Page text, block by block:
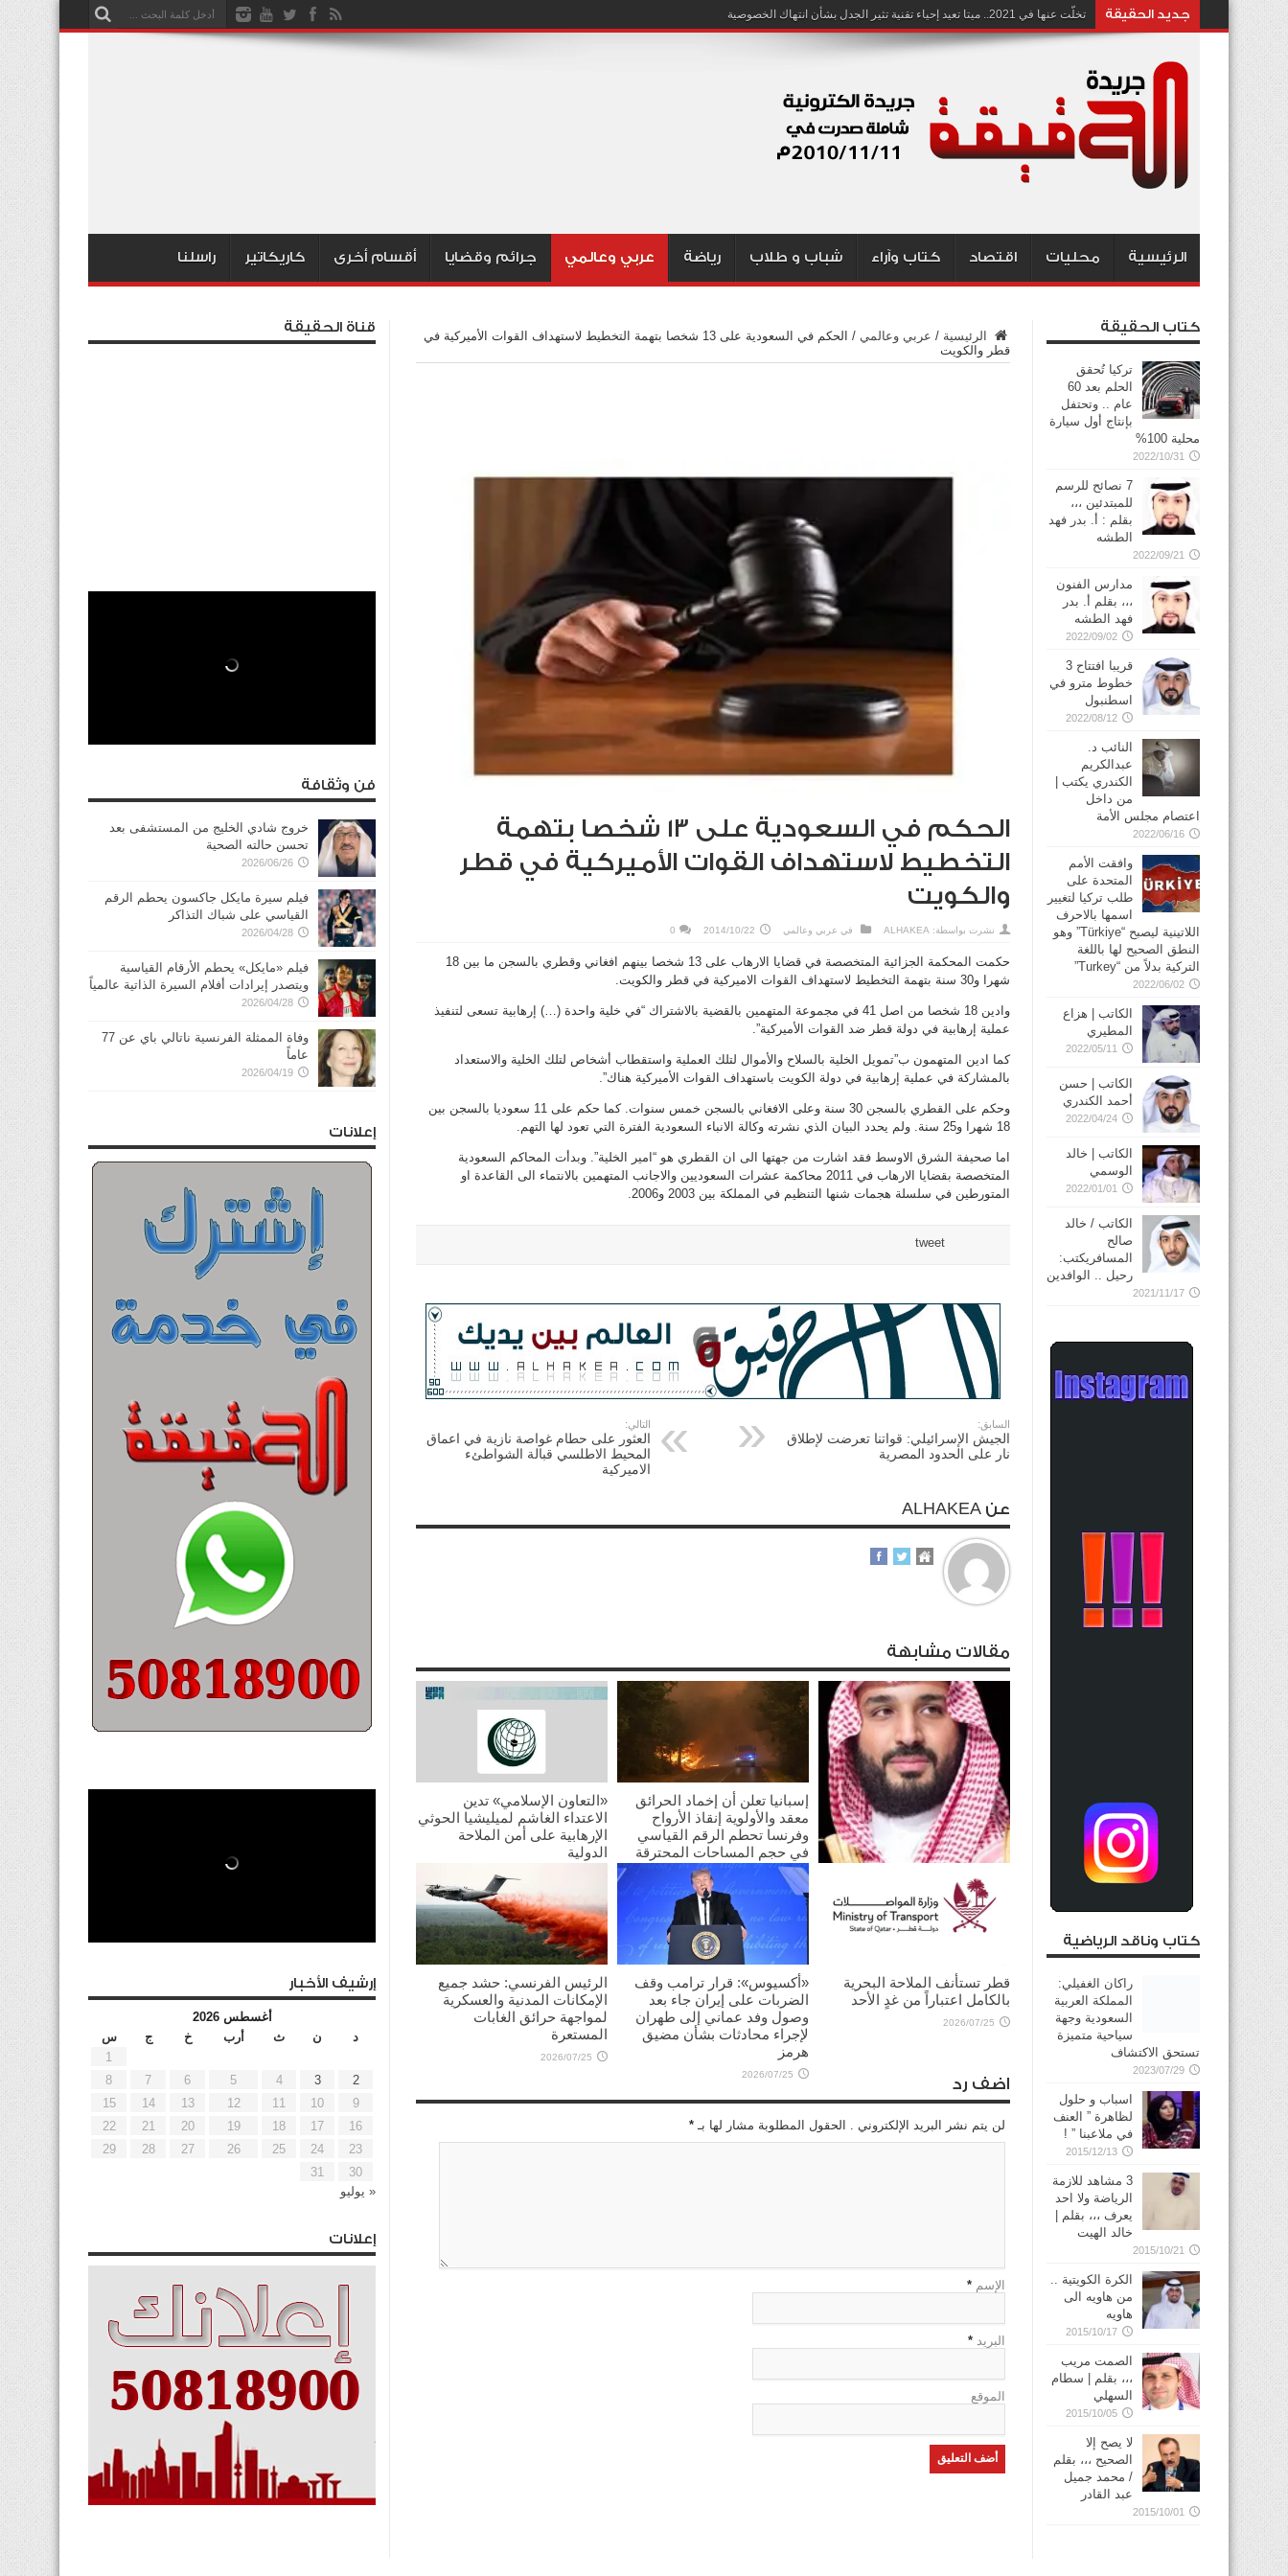
جديد الحقيقة تخلّت عنها في 2021.. ميتا تعيد إحياء تقنية تثير الجدل بشأن انتهاك الخصوصية
الرئيسية محليات اقتصاد كتاب وآراء شباب و طلاب رياضة عربي وعالمي جرائم وقضايا أقسام أخرى كاريكاتير راسلنا
الرئيسية / عربي وعالمي /
الحكم في السعودية على 13 شخصا بتهمة التخطيط لاستهداف القوات الأميركية في
قطر والكويت
الحكم في السعودية على 13 شخصا بتهمة
التخطيط لاستهداف القوات الأميركية في قطر
والكويت
نشرت بواسطة: ALHAKEA في عربي وعالمي 2014/10/22
0
حكمت المحكمة الجزائية المتخصصة في قضايا الارهاب على 13 شخصا بينهم افغاني وقطري بالسجن ما بين 18
شهرا و30 سنة بتهمة التخطيط لاستهداف القوات الاميركية في قطر والكويت.
وادين 18 شخصا من اصل 41 في مجموعة المتهمين بالقضية بالاشتراك “في خلية واحدة (…) إرهابية تسعى لتنفيذ
عملية إرهابية في دولة قطر ضد القوات الأميركية”.
كما ادين المتهمون ب”تمويل الخلية بالسلاح والأموال لتلك العملية واستقطاب أشخاص لتلك الخلية والاستعداد
بالمشاركة في عملية إرهابية في دولة الكويت باستهداف القوات الأميركية هناك”.
وحكم على القطري بالسجن 30 سنة وعلى الافغاني بالسجن خمس سنوات. كما حكم على 11 سعوديا بالسجن بين
18 شهرا و25 سنة. ولم يحدد البيان الذي نشرته وكالة الانباء السعودية الفترة التي تعود لها التهم.
اما صحيفة الشرق الاوسط فقد اشارت من جهتها الى ان القطري هو “امير الخلية”. وبدأت المحاكم السعودية
المتخصصة بقضايا الارهاب في 2011 محاكمة عشرات السعوديين والاجانب المتهمين بالانتماء الى القاعدة او
المتورطين في سلسلة هجمات شنها التنظيم في المملكة بين 2003 و2006.
tweet
السابق:
الجيش الإسرائيلي: قواتنا تعرضت لإطلاق
نار على الحدود المصرية
التالي:
العثور على حطام غواصة نازية في اعماق
المحيط الاطلسي قبالة الشواطئء
الاميركية
عن ALHAKEA
مقالات مشابهة
ولي العهد السعودي يؤكد
للرئيس الأميركي ضرورة تغليب
الحوار لخفض التصعيد
إسبانيا تعلن أن إخماد الحرائق
معقد والأولوية إنقاذ الأرواح
وفرنسا تحطم الرقم القياسي
في حجم المساحات المحترقة
2026/07/25
«التعاون الإسلامي» تدين
الاعتداء الغاشم لميليشيا الحوثي
الإرهابية على أمن الملاحة
الدولية
قطر تستأنف الملاحة البحرية
بالكامل اعتباراً من غدٍ الأحد
2026/07/25
«أكسيوس»: قرار ترامب وقف
الضربات على إيران جاء بعد
وصول وفد عماني إلى طهران
لإجراء محادثات بشأن مضيق
هرمز
2026/07/25
الرئيس الفرنسي: حشد جميع
الإمكانات المدنية والعسكرية
لمواجهة حرائق الغابات
المستعرة
2026/07/25
اضف رد
لن يتم نشر البريد الإلكتروني . الحقول المطلوبة مشار لها بـ *
الإسم *
البريد *
الموقع
كتاب الحقيقة
تركيا تُحقق
الحلم بعد 60
عام .. وتحتفل
بإنتاج أول سيارة
محلية 100%
2022/10/31
7 نصائح للرسم
للمبتدئين ،،،
بقلم : أ. بدر فهد
الطشه
2022/09/21
مدارس الفنون
،،، بقلم أ. بدر
فهد الطشه
2022/09/02
قريبا افتتاح 3
خطوط مترو في
2022/08/12
النائب د.
عبدالكريم
الكندري يكتب |
من داخل
اعتصام مجلس الأمة
2022/06/16
وافقت الأمم
المتحدة على
طلب تركيا لتغيير
اسمها بالاحرف
اللاتينية ليصبح “Türkiye” وهو
النطق الصحيح لها باللغة
التركية بدلاً من “Turkey”
2022/06/02
الكاتب | هزاع
المطيري
2022/05/11
الكاتب | حسن
أحمد الكندري
2022/04/24
الكاتب | خالد
الوسمي
2022/01/01
الكاتب / خالد
صالح
المسافريكتب:
رحيل .. الوافدين
2021/11/17
كتاب وناقد الرياضية
راكان الغفيلي:
المملكة العربية
السعودية وجهة
سياحية متميزة
تستحق الاكتشاف
2023/07/29
اسباب و حلول
لظاهرة ” العنف
في ملاعبنا ” !
2015/12/13
3 مشاهد للازمة
الرياضة ولا احد
يعرف ،،، بقلم |
خالد الهيت
2015/10/21
الكرة الكويتية ..
من هاويه الى
هاويه
2015/10/17
الصمت مريب
،،، بقلم | سطام
السهلي
2015/10/05
لا يصح إلا
الصحيح ،،، بقلم
/ محمد جميل
عبد القادر
2015/10/01
قناة الحقيقة
فن وثقافة
خروج شادي الخليج من المستشفى بعد
تحسن حالته الصحية
2026/06/26
فيلم سيرة مايكل جاكسون يحطم الرقم
القياسي على شباك التذاكر
2026/04/28
فيلم «مايكل» يحطم الأرقام القياسية
ويتصدر إيرادات أفلام السيرة الذاتية عالمياً
2026/04/28
وفاة الممثلة الفرنسية ناتالي باي عن 77
عاماً
2026/04/19
إعلانات
إرشيف الأخبار
أغسطس 2026
د
ن ث أرب خ ج
س
1
2
3
4
5
6
7
8
9
10
11
12
13
14
15
16
17
18
19
20
21
22
23
24
25
26
27
28
29
30
31
« يوليو
إعلانات